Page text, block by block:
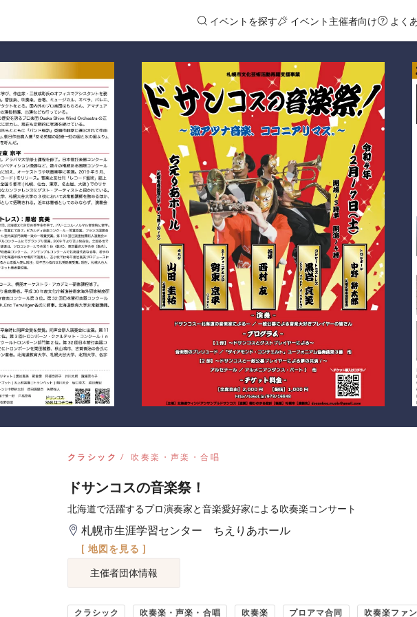
イベントを探す イベント主催者向け よく
クラシック 吹奏楽・声楽・合唱
ドサンコスの音楽祭！
北海道で活躍するプロ演奏家と音楽愛好家による吹奏楽コンサート
札幌市生涯学習センター ちえりあホール
[ 地図を見る ]
主催者団体情報
クラシック 吹奏楽・声楽・合唱 吹奏楽 プロアマ合同 吹奏楽ファ